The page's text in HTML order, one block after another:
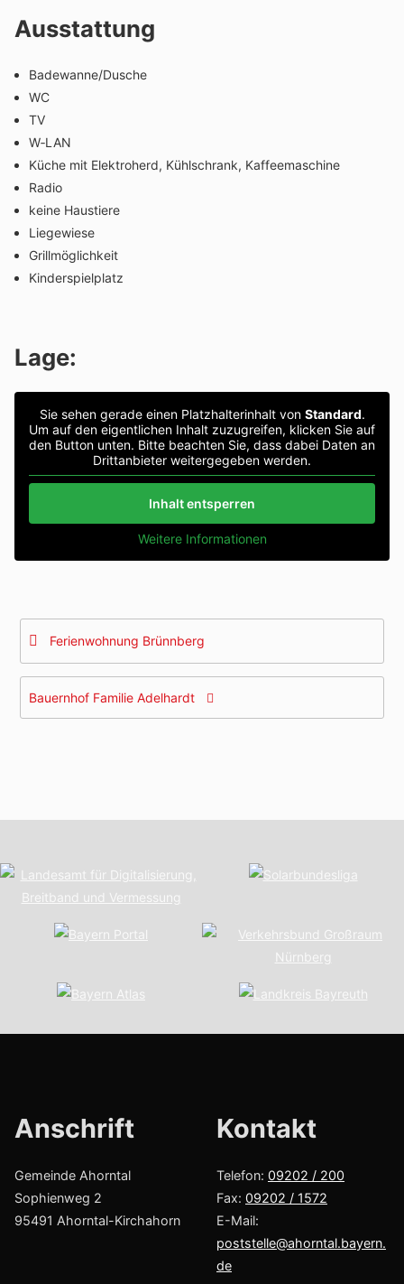
Ausstattung
Badewanne/Dusche
WC
TV
W‑LAN
Küche mit Elek­tro­herd, Kühl­schrank, Kaffeemaschine
Radio
keine Haus­tiere
Liege­wiese
Grill­mög­lich­keit
Kinder­spiel­platz
Lage:
Sie sehen gerade einen Platzhalterinhalt von Standard.
Um auf den eigentlichen Inhalt zuzugreifen, klicken Sie auf
den Button unten. Bitte beachten Sie, dass dabei Daten an
Drittanbieter weitergegeben werden.
Inhalt entsperren
Weitere Informationen
Beitragsnavigation
Ferienwohnung Brünnberg
Bauernhof Familie Adelhardt
Anschrift
Gemeinde Ahorntal
Sophienweg 2
95491 Ahorntal-Kirchahorn
Kont­akt
Telefon: 09202 / 200
Fax: 09202 / 1572
E-Mail:
poststelle@ahorntal.bayern.
de